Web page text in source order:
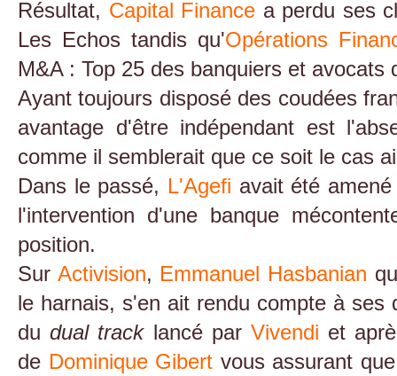
Résultat, Capital Finance a perdu ses
Les Echos tandis qu'Opérations
M&A : Top 25 des banquiers et avocats
Ayant toujours disposé des coudées
avantage d'être indépendant est
comme il semblerait que ce soit le cas
Dans le passé, L'Agefi avait été
l'intervention d'une banque
position.
Sur Activision, Emmanuel Hasbanian
le harnais, s'en ait rendu compte à ses
dudual tracklancé parVivendi et
de Dominique Gibert vous assurant